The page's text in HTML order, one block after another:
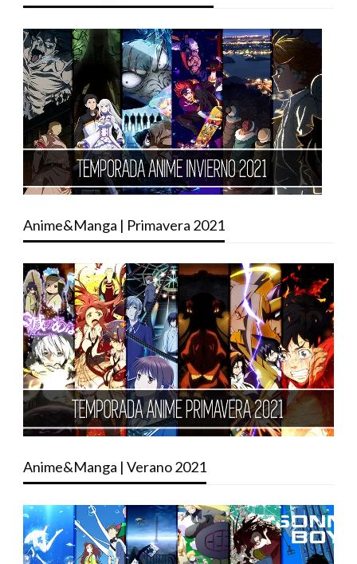
Anime&Manga | Primavera 2021
Anime&Manga | Verano 2021